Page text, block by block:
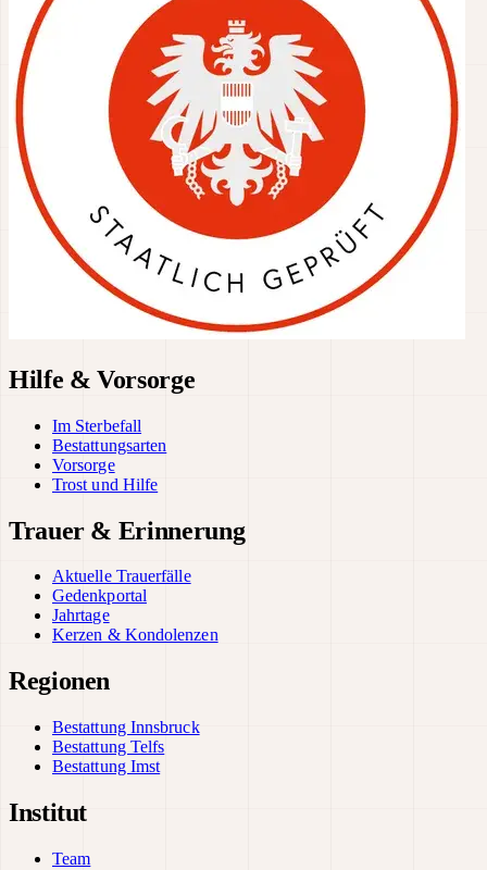
Hilfe & Vorsorge
Im Sterbefall
Bestattungsarten
Vorsorge
Trost und Hilfe
Trauer & Erinnerung
Aktuelle Trauerfälle
Gedenkportal
Jahrtage
Kerzen & Kondolenzen
Regionen
Bestattung Innsbruck
Bestattung Telfs
Bestattung Imst
Institut
Team